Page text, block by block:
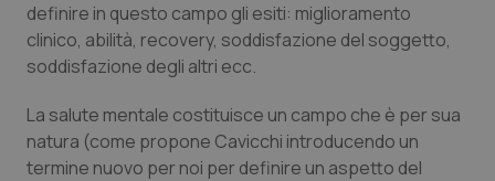
definire in questo campo gli esiti: miglioramento
clinico, abilità, recovery, soddisfazione del soggetto,
soddisfazione degli altri ecc.
La salute mentale costituisce un campo che è per sua
natura (come propone Cavicchi introducendo un
termine nuovo per noi per definire un aspetto del
CookieScriptConsent
CookieScript
www.quotidianosanita.it